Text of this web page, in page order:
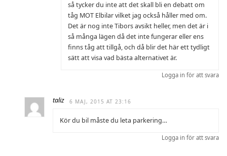
så tycker du inte att det skall bli en debatt om
tåg MOT Elbilar vilket jag också håller med om.
Det är nog inte Tibors avsikt heller, men det är i
så många lägen då det inte fungerar eller ens
finns tåg att tillgå, och då blir det här ett tydligt
sätt att visa vad bästa alternativet är.
Logga in för att svara
taliz 6 MAJ, 2015 AT 23:16
Kör du bil måste du leta parkering…
Logga in för att svara